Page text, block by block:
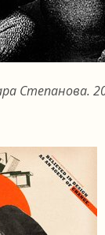
Степанова.